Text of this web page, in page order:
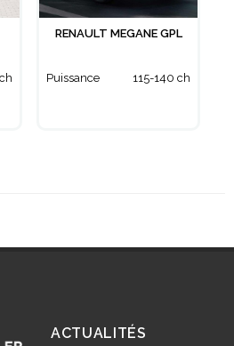
RENAULT MEGANE GPL
Puissance 115-140 ch
ACTUALITÉS